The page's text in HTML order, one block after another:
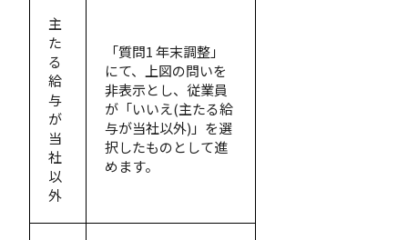
主
た
る
給
与
が
当
社
以
外
「質問1 年末調整」
にて、上図の問いを
非表示とし、従業員
が「いいえ(主たる給
与が当社以外)」を選
択したものとして進
めます。